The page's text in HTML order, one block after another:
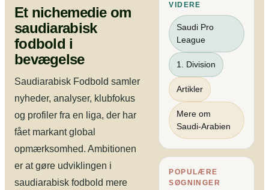
Et nichemedie om
saudiarabisk
fodbold i
bevægelse
Saudiarabisk Fodbold samler
nyheder, analyser, klubfokus
og profiler fra en liga, der har
fået markant global
opmærksomhed. Ambitionen
er at gøre udviklingen i
saudiarabisk fodbold mere
VIDERE
Saudi Pro
League
1. Division
Artikler
Mere om
Saudi-Arabien
POPULÆRE
SØGNINGER